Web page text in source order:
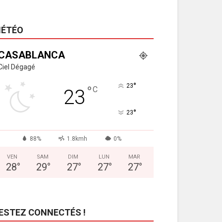
Dégagé
23 °C 23°
23°
88% 1.8kmh 0%
VEN
28°
SAM
29°
DIM
27°
LUN
27°
MAR
27°
CONNECTÉS !